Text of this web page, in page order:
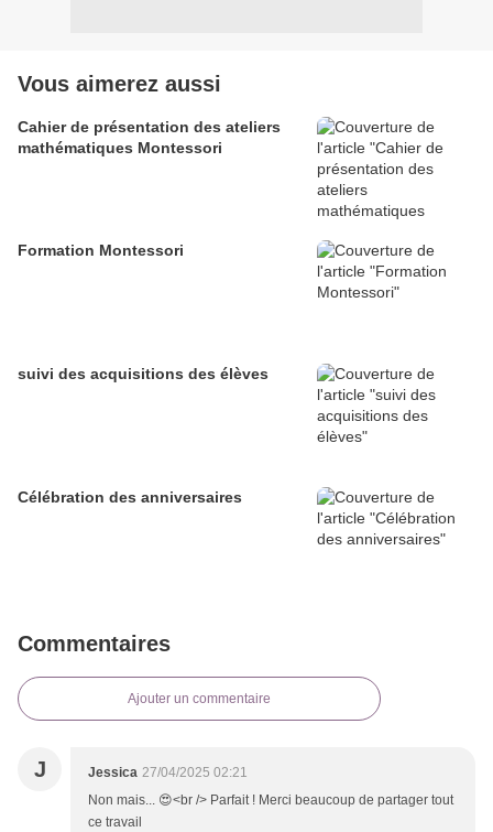
Vous aimerez aussi
Cahier de présentation des ateliers
mathématiques Montessori
Formation Montessori
suivi des acquisitions des élèves
Célébration des anniversaires
Commentaires
Ajouter un commentaire
J Jessica 27/04/2025 02:21
Non mais... 😍<br /> Parfait ! Merci beaucoup de partager tout
ce travail